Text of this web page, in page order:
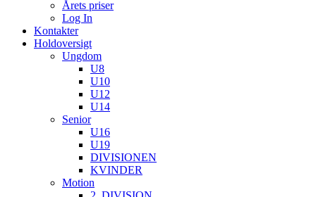
Årets priser
Log In
Kontakter
Holdoversigt
Ungdom
U8
U10
U12
U14
Senior
U16
U19
DIVISIONEN
KVINDER
Motion